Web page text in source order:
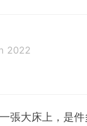
2022
張大床上，是